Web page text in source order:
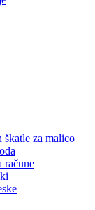
škatle za malico
račune